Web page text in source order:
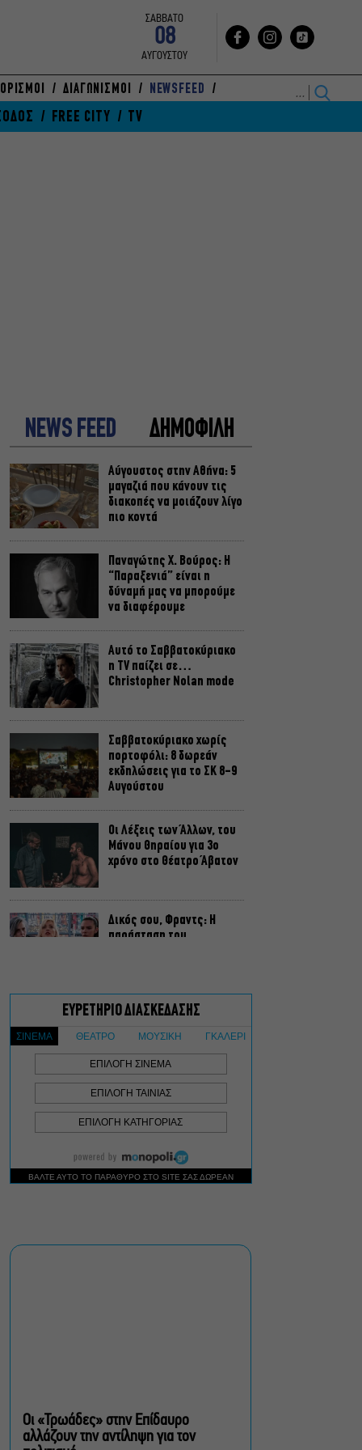
ΣΑΒΒΑΤΟ
08
ΑΥΓΟΥΣΤΟΥ
ΔΙΑΓΩΝΙΣΜΟΙ NEWSFEED
FREE CITY TV
NEWS FEED ΔΗΜΟΦΙΛΗ
Αύγουστος στην Αθήνα: 5
μαγαζιά που κάνουν τις
διακοπές να μοιάζουν λίγο
πιο κοντά
Παναγώτης Χ. Βούρος: Η
“Παραξενιά” είναι η
δύναμή μας να μπορούμε
να διαφέρουμε
Αυτό το Σαββατοκύριακο
η TV παίζει σε…
Christopher Nolan mode
Σαββατοκύριακο χωρίς
πορτοφόλι: 8 δωρεάν
εκδηλώσεις για το ΣΚ 8-9
Αυγούστου
Οι Λέξεις των Άλλων, του
Μάνου Θηραίου για 3ο
χρόνο στο Θέατρο Άβατον
Δικός σου, Φραντς: Η
παράσταση του
τηλεοπτική προβολή η
σειρά φαινόμενο του
Σωτήρη Τσαφούλια
Ρωγμές: Η σόλο
χοροθεατρική
Χριστίνας Κυριαζίδη στο
Δημοτικό Θέατρο Πειραιά
Σπηλιόπουλου στην
Οι «Τρωάδες» στην Επίδαυρο
αλλάζουν την αντίληψη για τον